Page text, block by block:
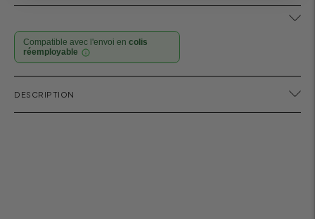
Compatible avec l'envoi en colis
réemployable
un
produit
DESCRIPTION